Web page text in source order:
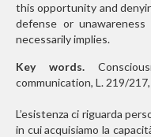
this opportunity and
defense or
necessarily implies.
Key words.
communication, L. 219/
L’esistenza ci riguarda
in cui acquisiamo la